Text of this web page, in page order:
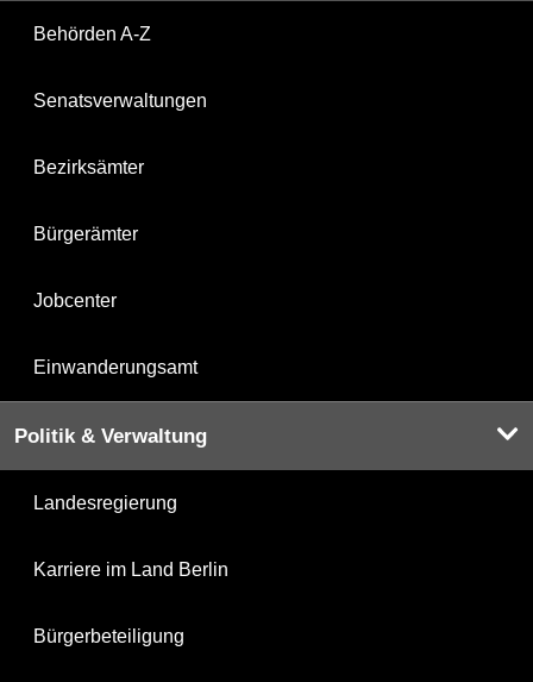
Behörden A-Z
Senatsverwaltungen
Bezirksämter
Bürgerämter
Jobcenter
Einwanderungsamt
Politik & Verwaltung
Landesregierung
Karriere im Land Berlin
Bürgerbeteiligung